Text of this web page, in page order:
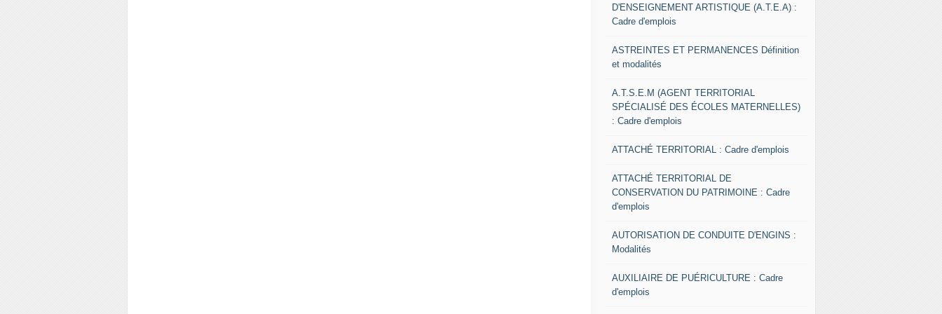
D'ENSEIGNEMENT ARTISTIQUE (A.T.E.A) :
Cadre d'emplois
ASTREINTES ET PERMANENCES Définition
et modalités
A.T.S.E.M (AGENT TERRITORIAL
SPÉCIALISÉ DES ÉCOLES MATERNELLES)
: Cadre d'emplois
ATTACHÉ TERRITORIAL : Cadre d'emplois
ATTACHÉ TERRITORIAL DE
CONSERVATION DU PATRIMOINE : Cadre
d'emplois
AUTORISATION DE CONDUITE D'ENGINS :
Modalités
AUXILIAIRE DE PUÉRICULTURE : Cadre
d'emplois